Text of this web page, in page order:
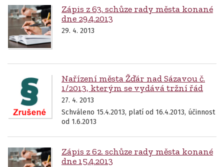
Zápis z 63. schůze rady města konané
dne 29.4.2013
29. 4. 2013
Nařízení města Žďár nad Sázavou č.
1/2013, kterým se vydává tržní řád
27. 4. 2013
Schváleno 15.4.2013, platí od 16.4.2013, účinnost
od 1.6.2013
Zápis z 62. schůze rady města konané
dne 15.4.2013